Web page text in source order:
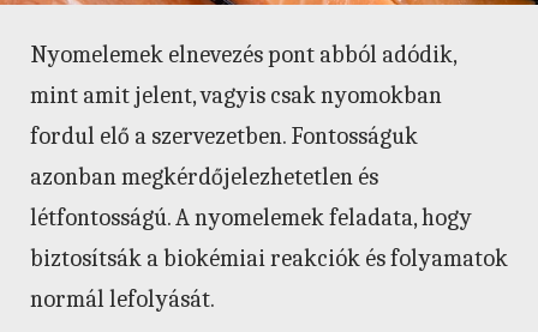
Nyomelemek elnevezés pont abból adódik,
mint amit jelent, vagyis csak nyomokban
fordul elő a szervezetben. Fontosságuk
azonban megkérdőjelezhetetlen és
létfontosságú. A nyomelemek feladata, hogy
biztosítsák a biokémiai reakciók és folyamatok
normál lefolyását.